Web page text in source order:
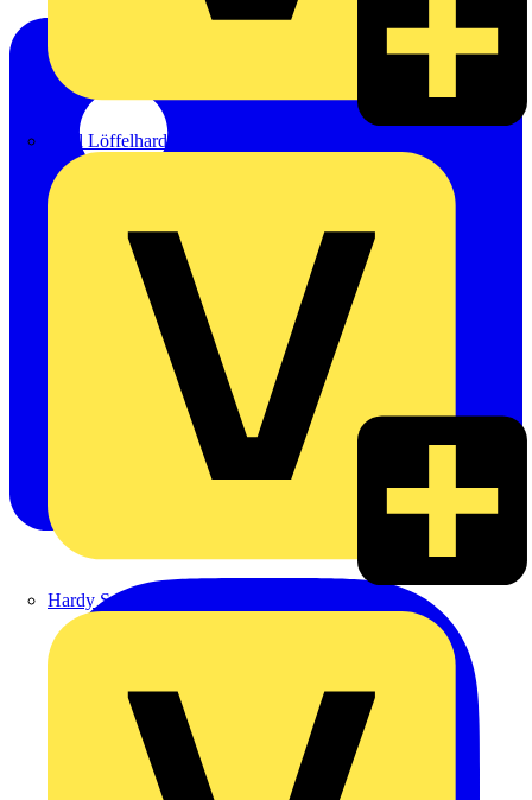
Emil Löffelhardt GmbH & Co. KG
Hardy Schmitz